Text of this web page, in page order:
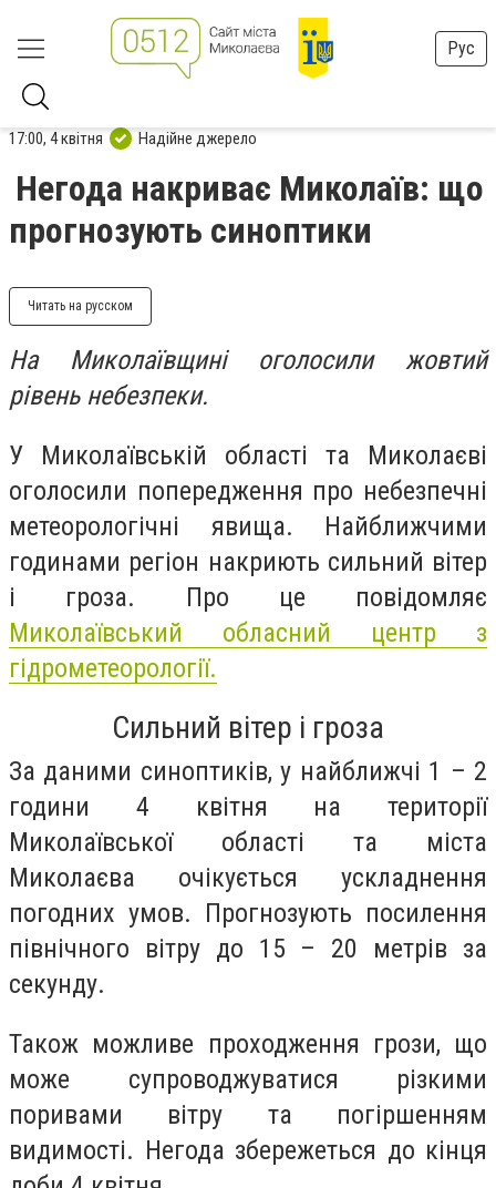
Рус
17:00, 4 квітня Надійне джерело
Негода накриває Миколаїв: що
прогнозують синоптики
Читать на русском
На Миколаївщині оголосили жовтий
рівень небезпеки.
У Миколаївській області та Миколаєві
оголосили попередження про небезпечні
метеорологічні явища. Найближчими
годинами регіон накриють сильний вітер
і гроза. Про це повідомляє
Миколаївський обласний центр з
гідрометеорології.
Сильний вітер і гроза
За даними синоптиків, у найближчі 1 – 2
години 4 квітня на території
Миколаївської області та міста
Миколаєва очікується ускладнення
погодних умов. Прогнозують посилення
північного вітру до 15 – 20 метрів за
секунду.
Також можливе проходження грози, що
може супроводжуватися різкими
поривами вітру та погіршенням
видимості. Негода збережеться до кінця